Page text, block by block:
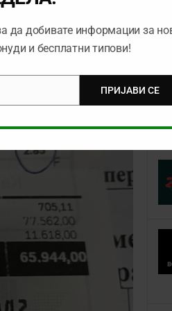
да добивате информации за
и бесплатни типови!
ПРИЈАВИ СЕ